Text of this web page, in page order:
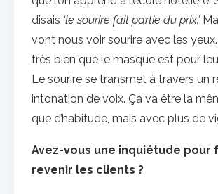
disais ‘le sourire fait partie du prix.’
vont nous voir sourire avec les
très bien que le masque est pour
Le sourire se transmet à travers un
intonation de voix. Ça va être la
que d’habitude, mais avec plus de
Avez-vous une inquiétude pour
revenir les clients ?